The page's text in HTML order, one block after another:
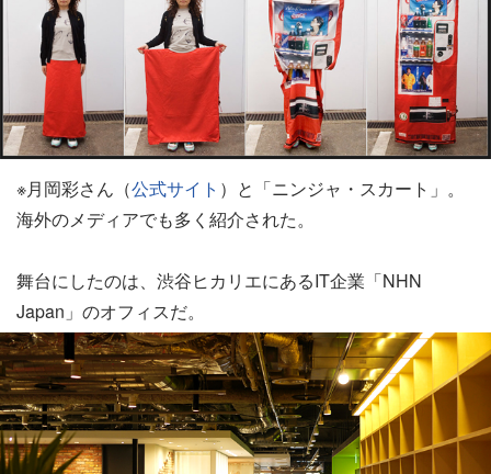
※月岡彩さん（公式サイト ）と「ニンジャ・スカート」。
海外のメディアでも多く紹介された。
舞台にしたのは、渋谷ヒカリエにあるIT企業「NHN
Japan」のオフィスだ。